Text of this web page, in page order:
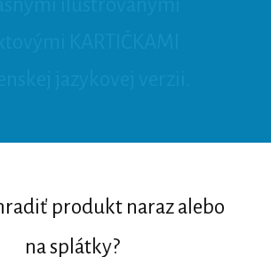
produkt naraz alebo
na splátky?